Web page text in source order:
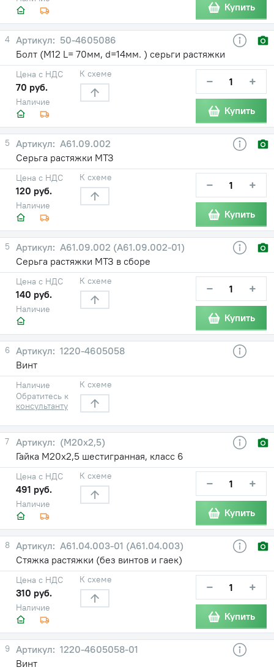
Купить
4
50-4605086
Болт (М12 L= 70мм, d=14мм. ) серьги растяжки
Наличие
Цена с НДС
70 руб.
К схеме − +
Купить
5
А61.09.002
Серьга растяжки МТЗ
Наличие
Цена с НДС
120 руб.
К схеме − +
Купить
5
А61.09.002 (А61.09.002-01)
Серьга растяжки МТЗ в сборе
Наличие
Цена с НДС
140 руб.
К схеме − +
Купить
6
1220-4605058
Винт
Наличие
Обратитесь к
консультанту
К схеме
7
(М20х2,5)
Гайка М20х2,5 шестигранная, класс 6
Наличие
Цена с НДС
491 руб.
К схеме − +
Купить
8
А61.04.003-01 (А61.04.003)
Стяжка растяжки (без винтов и гаек)
Наличие
Цена с НДС
310 руб.
К схеме − +
Купить
9
1220-4605058-01
Винт